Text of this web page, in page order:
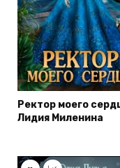
Ректор моего
Лидия Миленина